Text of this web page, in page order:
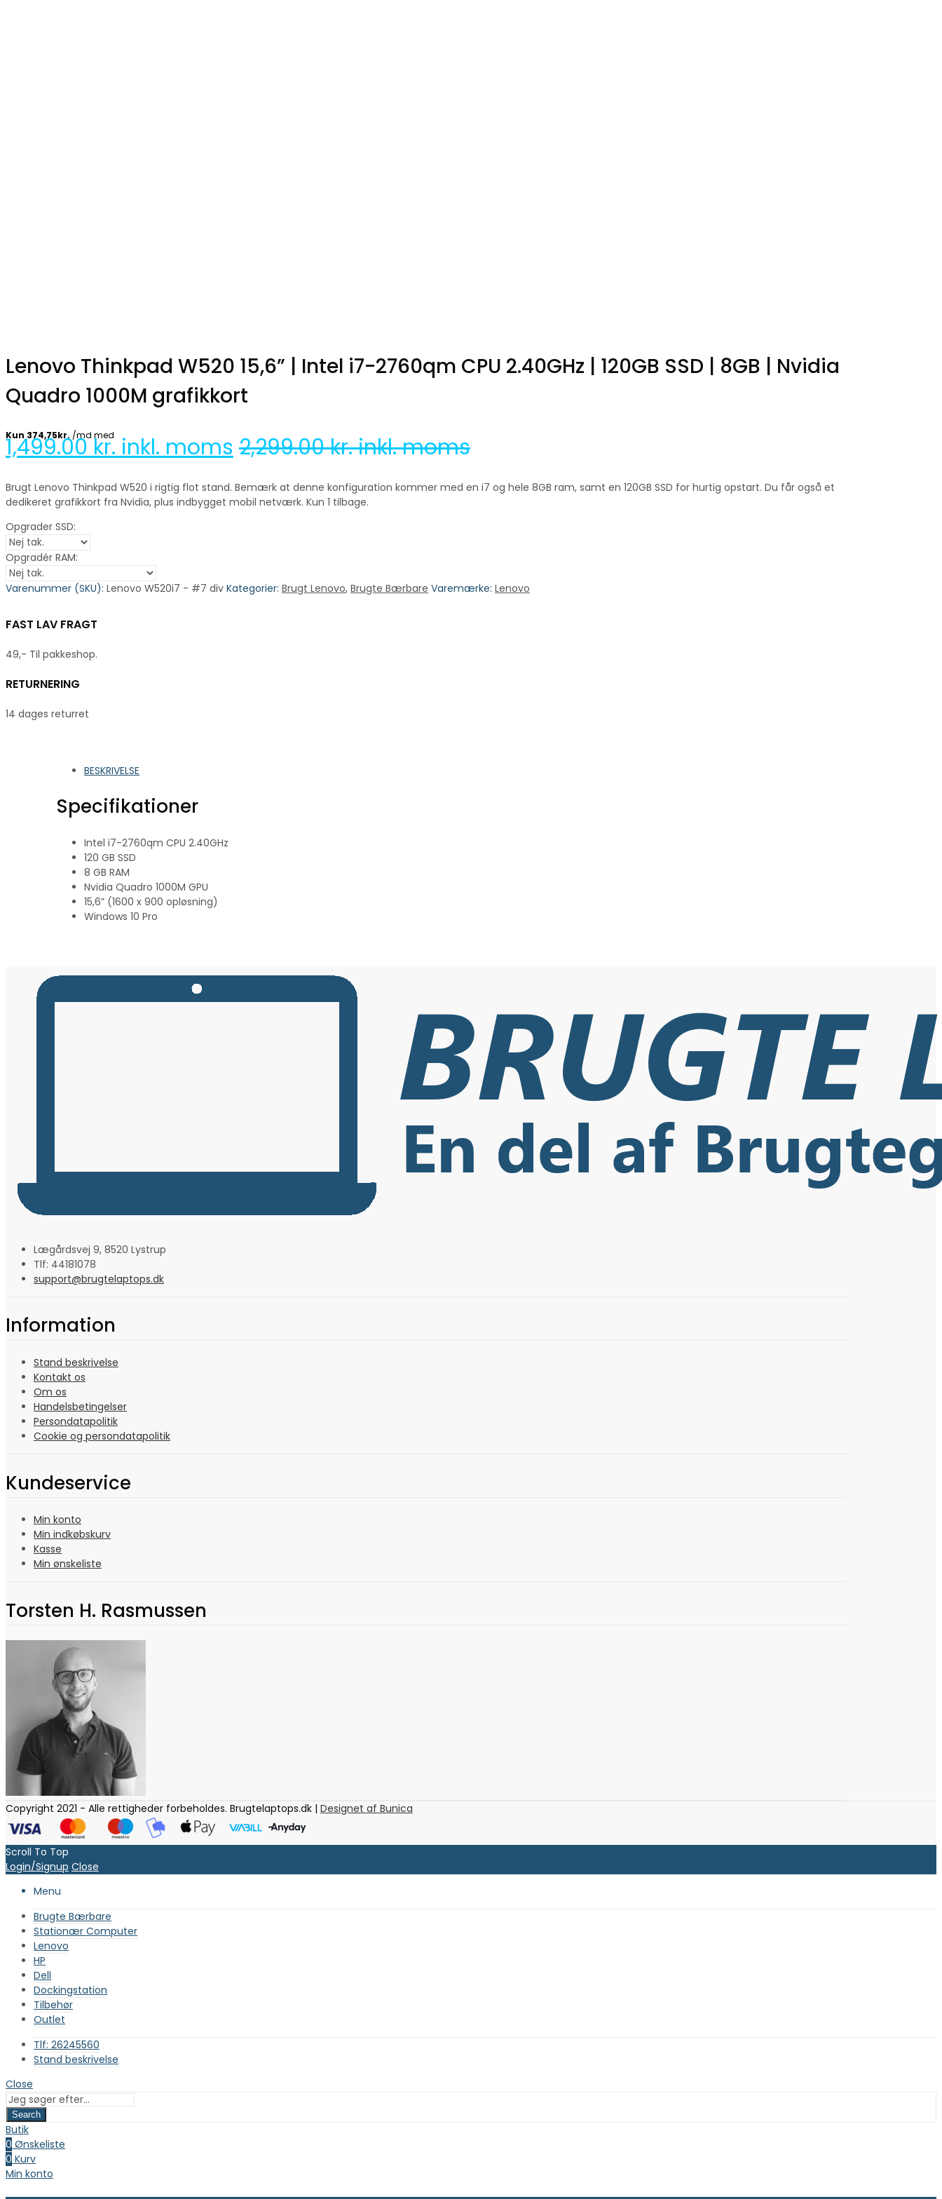
Lenovo Thinkpad W520 15,6” | Intel i7-2760qm CPU 2.40GHz | 120GB SSD | 8GB | Nvidia
Quadro 1000M grafikkort
1,499.00kr. inkl. moms 2,299.00kr. inkl. moms
Brugt Lenovo Thinkpad W520 i rigtig flot stand. Bemærk at denne konfiguration kommer med en i7 og hele 8GB ram, samt en 120GB SSD for hurtig opstart. Du får også et
dedikeret grafikkort fra Nvidia, plus indbygget mobil netværk. Kun 1 tilbage.
Opgrader SSD:
Opgradér RAM:
Varenummer (SKU): Lenovo W520i7 - #7 div Kategorier: Brugt Lenovo, Brugte Bærbare Varemærke: Lenovo
FAST LAV FRAGT
49,- Til pakkeshop.
RETURNERING
14 dages returret
BESKRIVELSE
Specifikationer
Intel i7-2760qm CPU 2.40GHz
120 GB SSD
8 GB RAM
Nvidia Quadro 1000M GPU
15,6” (1600 x 900 opløsning)
Windows 10 Pro
Lægårdsvej 9, 8520 Lystrup
Tlf: 44181078
support@brugtelaptops.dk
Information
Stand beskrivelse
Kontakt os
Om os
Handelsbetingelser
Persondatapolitik
Cookie og persondatapolitik
Kundeservice
Min konto
Min indkøbskurv
Kasse
Min ønskeliste
Torsten H. Rasmussen
Copyright 2021 - Alle rettigheder forbeholdes. Brugtelaptops.dk | Designet af Bunica
Scroll To Top
Login/Signup Close
Menu
Brugte Bærbare
Stationær Computer
Lenovo
HP
Dell
Dockingstation
Tilbehør
Outlet
Tlf: 26245560
Stand beskrivelse
Close
Search
Butik
0 Ønskeliste
0 Kurv
Min konto